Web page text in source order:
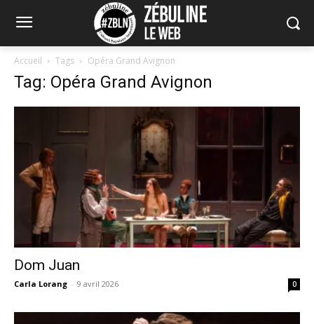
Accueil Tags Opéra Grand Avignon
Tag: Opéra Grand Avignon
Dom Juan
Carla Lorang - 9 avril 2026 0